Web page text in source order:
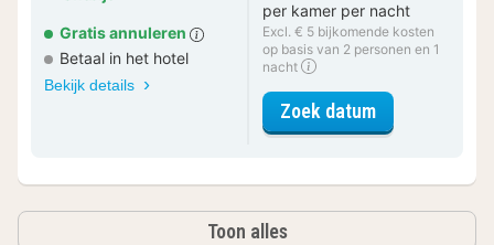
Gratis annuleren
Betaal in het hotel
Bekijk details
per kamer per nacht
Excl. € 5 bijkomende kosten
op basis van 2 personen en 1
nacht
Zoek datumvoor Superior
Toon alles